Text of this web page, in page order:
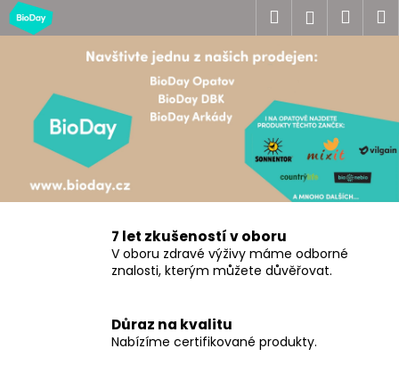
Přejít
na
obsah
Hledat
7 let zkušeností v oboru
V oboru zdravé výživy máme odborné
znalosti, kterým můžete důvěřovat.
Důraz na kvalitu
Nabízíme certifikované produkty.
K
o